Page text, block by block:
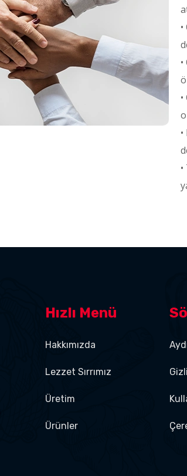
Hızlı Menü
Hakkımızda
Lezzet Sırrımız
Üretim
Ürünler